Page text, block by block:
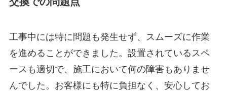
工事中には特に問題も発生せず、スムーズに作業
を進めることができました。設置されているスペ
ースも適切で、施工において何の障害もありませ
んでした。お客様にも特に負担なく、安心してお